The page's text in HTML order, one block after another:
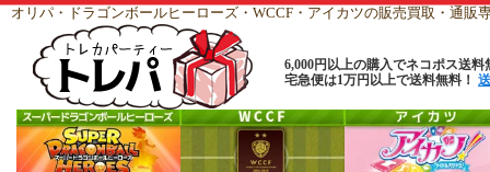
オリパ・ドラゴンボールヒーローズ・WCCF・アイカツの販売買取・通
6,000円以上の購入でネコポス送料
宅急便は1万円以上で送料無料！